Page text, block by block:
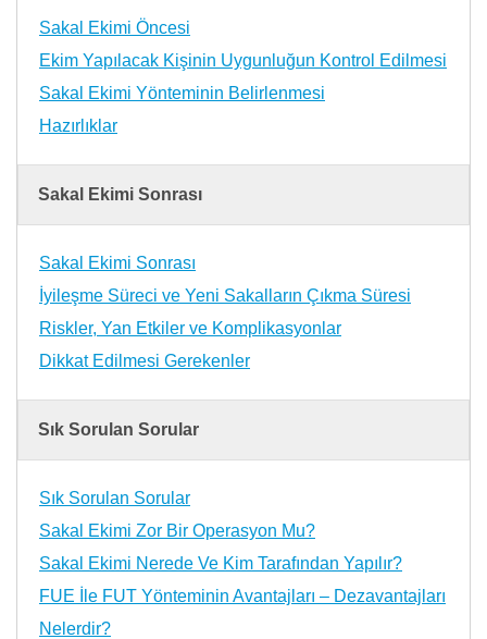
Sakal Ekimi Öncesi
Ekim Yapılacak Kişinin Uygunluğun Kontrol Edilmesi
Sakal Ekimi Yönteminin Belirlenmesi
Hazırlıklar
Sakal Ekimi Sonrası
Sakal Ekimi Sonrası
İyileşme Süreci ve Yeni Sakalların Çıkma Süresi
Riskler, Yan Etkiler ve Komplikasyonlar
Dikkat Edilmesi Gerekenler
Sık Sorulan Sorular
Sık Sorulan Sorular
Sakal Ekimi Zor Bir Operasyon Mu?
Sakal Ekimi Nerede Ve Kim Tarafından Yapılır?
FUE İle FUT Yönteminin Avantajları – Dezavantajları
Nelerdir?